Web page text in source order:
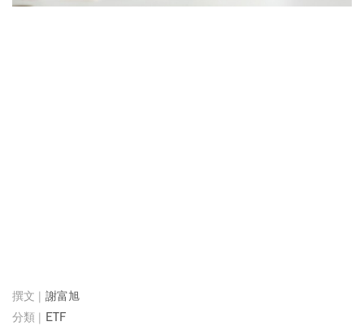
謝富旭
ETF